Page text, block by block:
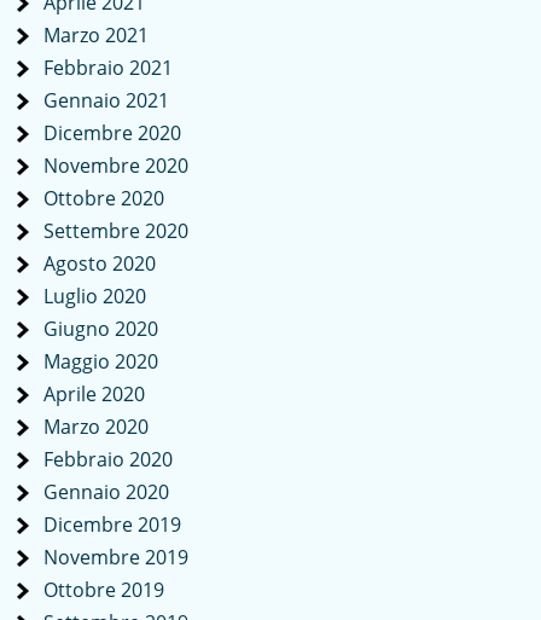
Marzo 2021
Febbraio 2021
Gennaio 2021
Dicembre 2020
Novembre 2020
Ottobre 2020
Settembre 2020
Agosto 2020
Luglio 2020
Giugno 2020
Maggio 2020
Aprile 2020
Marzo 2020
Febbraio 2020
Gennaio 2020
Dicembre 2019
Novembre 2019
Ottobre 2019